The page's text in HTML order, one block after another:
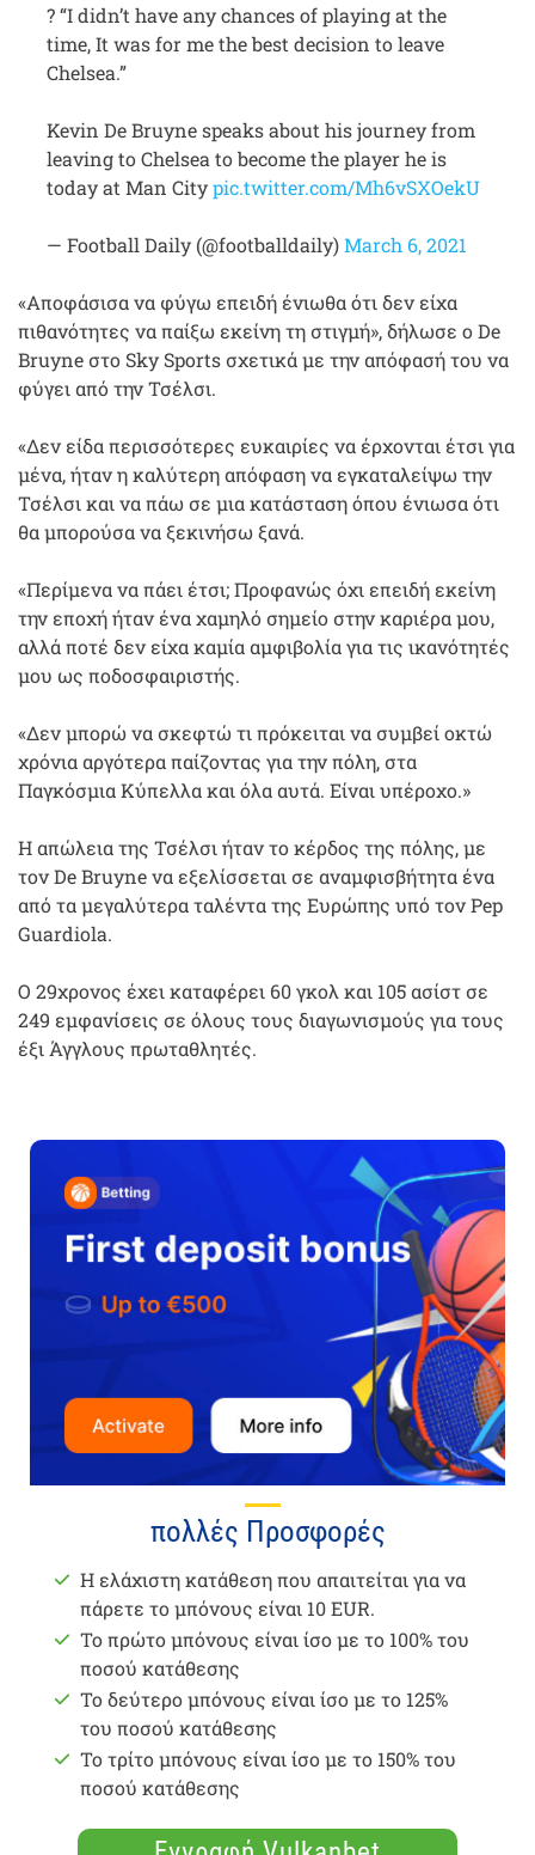
? “I didn’t have any chances of playing at the
time, It was for me the best decision to leave
Chelsea.”
Kevin De Bruyne speaks about his journey from
leaving to Chelsea to become the player he is
today at Man Citypic.twitter.com/Mh6vSXOekU
— Football Daily (@footballdaily)March 6, 2021
«Αποφάσισα να φύγω επειδή ένιωθα ότι δεν είχα
πιθανότητες να παίξω εκείνη τη στιγμή», δήλωσε ο De
Bruyne στο Sky Sports σχετικά με την απόφασή του να
φύγει από την Τσέλσι.
«Δεν είδα περισσότερες ευκαιρίες να έρχονται έτσι για
μένα, ήταν η καλύτερη απόφαση να εγκαταλείψω την
Τσέλσι και να πάω σε μια κατάσταση όπου ένιωσα ότι
θα μπορούσα να ξεκινήσω ξανά.
«Περίμενα να πάει έτσι; Προφανώς όχι επειδή εκείνη
την εποχή ήταν ένα χαμηλό σημείο στην καριέρα μου,
αλλά ποτέ δεν είχα καμία αμφιβολία για τις ικανότητές
μου ως ποδοσφαιριστής.
«Δεν μπορώ να σκεφτώ τι πρόκειται να συμβεί οκτώ
χρόνια αργότερα παίζοντας για την πόλη, στα
Παγκόσμια Κύπελλα και όλα αυτά. Είναι υπέροχο.»
Η απώλεια της Τσέλσι ήταν το κέρδος της πόλης, με
τον De Bruyne να εξελίσσεται σε αναμφισβήτητα ένα
από τα μεγαλύτερα ταλέντα της Ευρώπης υπό τον Pep
Guardiola.
Ο 29χρονος έχει καταφέρει 60 γκολ και 105 ασίστ σε
249 εμφανίσεις σε όλους τους διαγωνισμούς για τους
έξι Άγγλους πρωταθλητές.
πολλές Προσφορές
Η ελάχιστη κατάθεση που απαιτείται για να
πάρετε το μπόνους είναι 10 EUR.
Το πρώτο μπόνους είναι ίσο με το 100% του
ποσού κατάθεσης
Το δεύτερο μπόνους είναι ίσο με το 125%
του ποσού κατάθεσης
Το τρίτο μπόνους είναι ίσο με το 150% του
ποσού κατάθεσης